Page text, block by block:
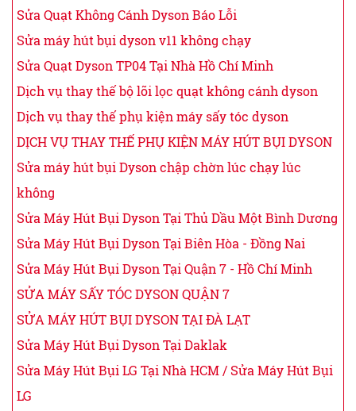
Sửa Quạt Không Cánh Dyson Báo Lỗi
Sửa máy hút bụi dyson v11 không chạy
Sửa Quạt Dyson TP04 Tại Nhà Hồ Chí Minh
Dịch vụ thay thế bộ lõi lọc quạt không cánh dyson
Dịch vụ thay thế phụ kiện máy sấy tóc dyson
DỊCH VỤ THAY THẾ PHỤ KIỆN MÁY HÚT BỤI DYSON
Sửa máy hút bụi Dyson chập chờn lúc chạy lúc
không
Sửa Máy Hút Bụi Dyson Tại Thủ Dầu Một Bình Dương
Sửa Máy Hút Bụi Dyson Tại Biên Hòa - Đồng Nai
Sửa Máy Hút Bụi Dyson Tại Quận 7 - Hồ Chí Minh
SỬA MÁY SẤY TÓC DYSON QUẬN 7
SỬA MÁY HÚT BỤI DYSON TẠI ĐÀ LẠT
Sửa Máy Hút Bụi Dyson Tại Daklak
Sửa Máy Hút Bụi LG Tại Nhà HCM / Sửa Máy Hút Bụi
LG